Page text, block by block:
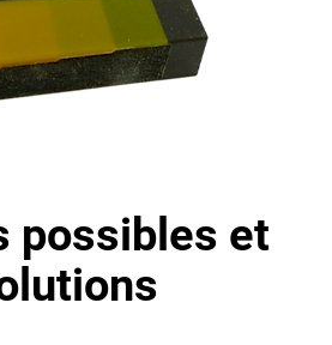
possibles et